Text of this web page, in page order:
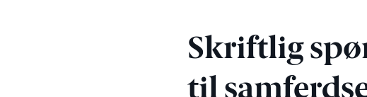
Skriftlig
til